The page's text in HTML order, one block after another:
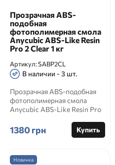
Прозрачная ABS-
подобная
фотополимерная смола
Anycubic ABS-Like Resin
Pro 2 Clear 1 кг
Артикул:SABP2CL
В наличии - 3 шт.
Прозрачная ABS-подобная
фотополимерная смола
Anycubic ABS-Like Resin Pro
1380 грн Купить
Новинка